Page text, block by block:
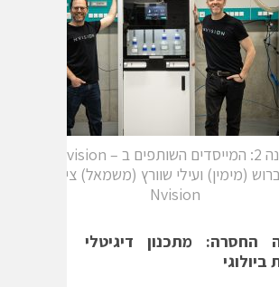
(מימין) ועילי שוורץ (משמאל) צילום:
Nvision
החסרה: מתכנון דיגיטלי
ביולוגי